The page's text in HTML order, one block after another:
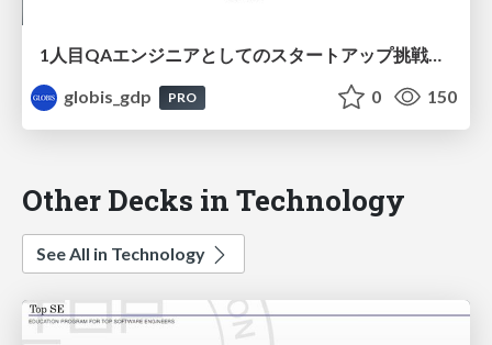
1人目QAエンジニアとしてのスタートアップ挑戦記 by Takuya Motsumoto / The story of my first startup challenge as a QA engineer
globis_gdp
PRO 0 150
Other Decks in Technology
See All in Technology